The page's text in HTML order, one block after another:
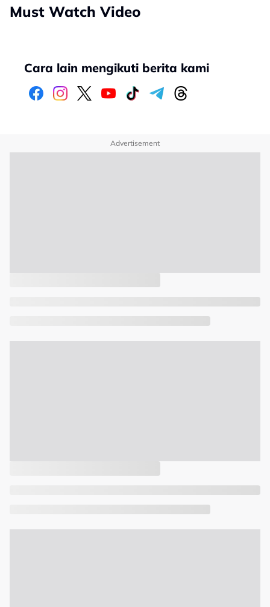
Must Watch Video
Cara lain mengikuti berita kami
Advertisement